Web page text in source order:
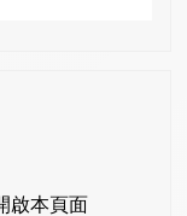
啟本頁面